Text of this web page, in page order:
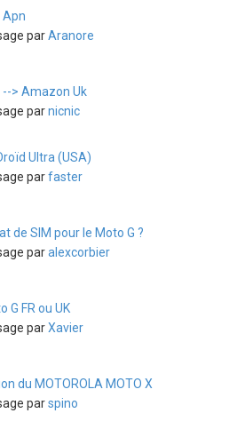
Apn
parAranore
--> Amazon Uk
parnicnic
Ultra (USA)
parfaster
de SIM pour le Moto G ?
paralexcorbier
G FR ou UK
parXavier
du MOTOROLA MOTO X
parspino